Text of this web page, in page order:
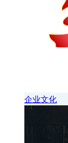
企业文化